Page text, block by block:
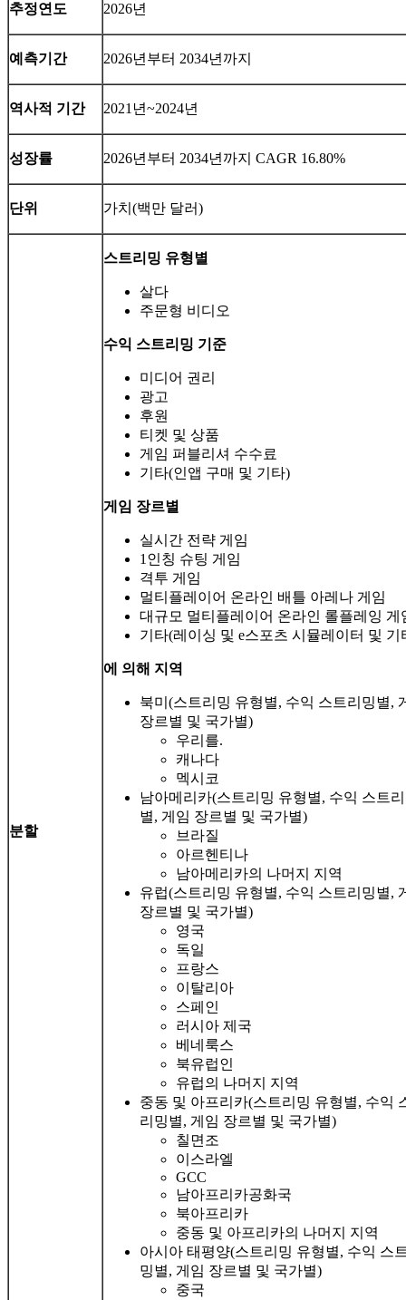
추정연도 2026년
예측기간 2026년부터 2034년까지
역사적 기간 2021년~2024년
성장률 2026년부터 2034년까지 CAGR 16.80%
단위 가치(백만 달러)
분할
스트리밍 유형별
살다
주문형 비디오
수익 스트리밍 기준
미디어 권리
광고
후원
티켓 및 상품
게임 퍼블리셔 수수료
기타(인앱 구매 및 기타)
게임 장르별
실시간 전략 게임
1인칭 슈팅 게임
격투 게임
멀티플레이어 온라인 배틀 아레나 게임
대규모 멀티플레이어 온라인 롤플레잉 게
기타(레이싱 및 e스포츠 시뮬레이터 및 기
에 의해 지역
북미(스트리밍 유형별, 수익 스트리밍별,
장르별 및 국가별)
우리를.
캐나다
멕시코
남아메리카(스트리밍 유형별, 수익 스트
별, 게임 장르별 및 국가별)
브라질
아르헨티나
남아메리카의 나머지 지역
유럽(스트리밍 유형별, 수익 스트리밍별,
장르별 및 국가별)
영국
독일
프랑스
이탈리아
스페인
러시아 제국
베네룩스
북유럽인
유럽의 나머지 지역
중동 및 아프리카(스트리밍 유형별, 수익
리밍별, 게임 장르별 및 국가별)
칠면조
이스라엘
GCC
남아프리카공화국
북아프리카
중동 및 아프리카의 나머지 지역
아시아 태평양(스트리밍 유형별, 수익 스
밍별, 게임 장르별 및 국가별)
중국